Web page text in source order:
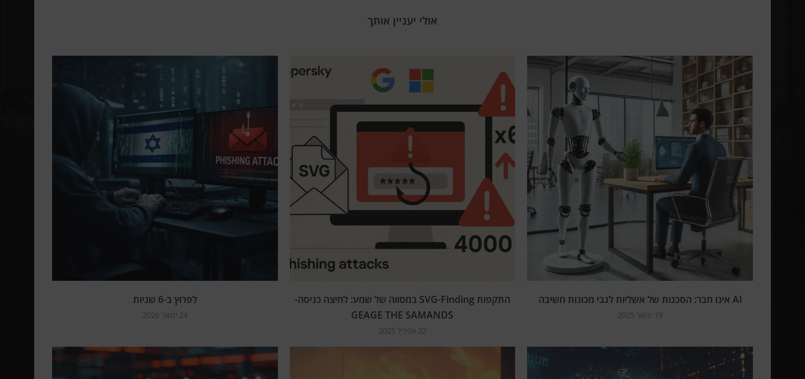
אולי יעניין אותך
לפרוץ ב-6 שניות
24 ינואר 2026
התקפות SVG-Finding במסווה של שמע: לחיצה כניסה-
GEAGE THE SAMANDS
22 אפריל 2025
AI אינו חבר: הסכנות של אשליות לגבי מכונות חשיבה
19 ינואר 2025